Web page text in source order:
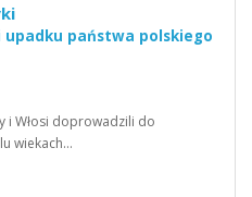
państwa polskiego
i Włosi doprowadzili do
wiekach…